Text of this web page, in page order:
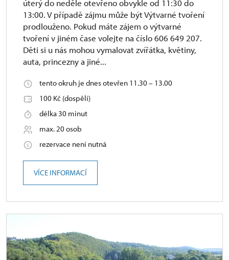
úterý do neděle otevřeno obvykle od 11:30 do
13:00. V případě zájmu může být Výtvarné tvoření
prodlouženo. Pokud máte zájem o výtvarné
tvoření v jiném čase volejte na číslo 606 649 207.
Děti si u nás mohou vymalovat zvířátka, květiny,
auta, princezny a jiné...
tento okruh je dnes otevřen 11.30 – 13.00
100 Kč (dospělí)
délka 30 minut
max. 20 osob
rezervace není nutná
VÍCE INFORMACÍ